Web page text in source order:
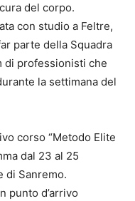
del corpo.
con studio a Feltre,
parte della Squadra
di professionisti che
la settimana del
corso “Metodo Elite
dal 23 al 25
di Sanremo.
punto d’arrivo